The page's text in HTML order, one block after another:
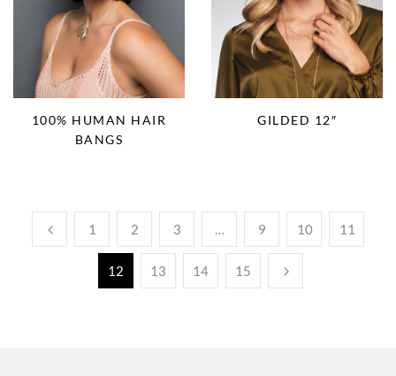
100% HUMAN HAIR
BANGS
GILDED 12″
1 2 3 … 9 10 11
12 13 14 15